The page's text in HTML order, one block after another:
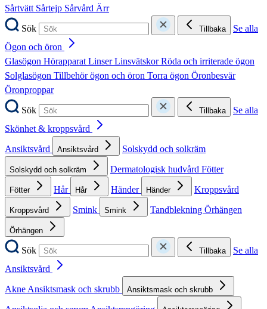
Sårtvätt Sårtejp Sårvård Ärr
Sök
Tillbaka
Se alla
Ögon och öron
Glasögon HörapparatLinserLinsvätskorRöda och irriterade ögon
Solglasögon Tillbehör ögon och öron Torra ögon Öronbesvär
Öronproppar
Sök
Tillbaka
Se alla
Skönhet & kroppsvård
Ansiktsvård
Ansiktsvård Solskydd och solkräm
Solskydd och solkräm Dermatologisk hudvård Fötter
Fötter Hår Hår Händer Händer Kroppsvård
Kroppsvård Smink Smink Tandblekning Örhängen
Örhängen
Sök Tillbaka
Se alla
Ansiktsvård
AkneAnsiktsmask och skrubb Ansiktsmask och skrubb